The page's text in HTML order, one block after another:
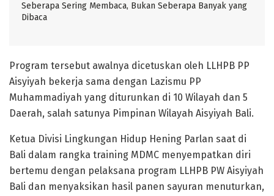
Seberapa Sering Membaca, Bukan Seberapa Banyak yang
Dibaca
Program tersebut awalnya dicetuskan oleh LLHPB PP
Aisyiyah bekerja sama dengan Lazismu PP
Muhammadiyah yang diturunkan di 10 Wilayah dan 5
Daerah, salah satunya Pimpinan Wilayah Aisyiyah Bali.
Ketua Divisi Lingkungan Hidup Hening Parlan saat di
Bali dalam rangka training MDMC menyempatkan diri
bertemu dengan pelaksana program LLHPB PW Aisyiyah
Bali dan menyaksikan hasil panen sayuran menuturkan,